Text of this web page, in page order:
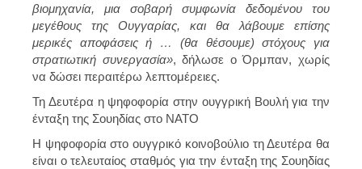
βιομηχανία, μια σοβαρή συμφωνία δεδομένου του
μεγέθους της Ουγγαρίας, και θα λάβουμε επίσης
μερικές αποφάσεις ή … (θα θέσουμε) στόχους για
στρατιωτική συνεργασία», δήλωσε ο Όρμπαν, χωρίς
να δώσει περαιτέρω λεπτομέρειες.
Τη Δευτέρα η ψηφοφορία στην ουγγρική Βουλή για την
ένταξη της Σουηδίας στο ΝΑΤΟ
Η ψηφοφορία στο ουγγρικό κοινοβούλιο τη Δευτέρα θα
είναι ο τελευταίος σταθμός για την ένταξη της Σουηδίας